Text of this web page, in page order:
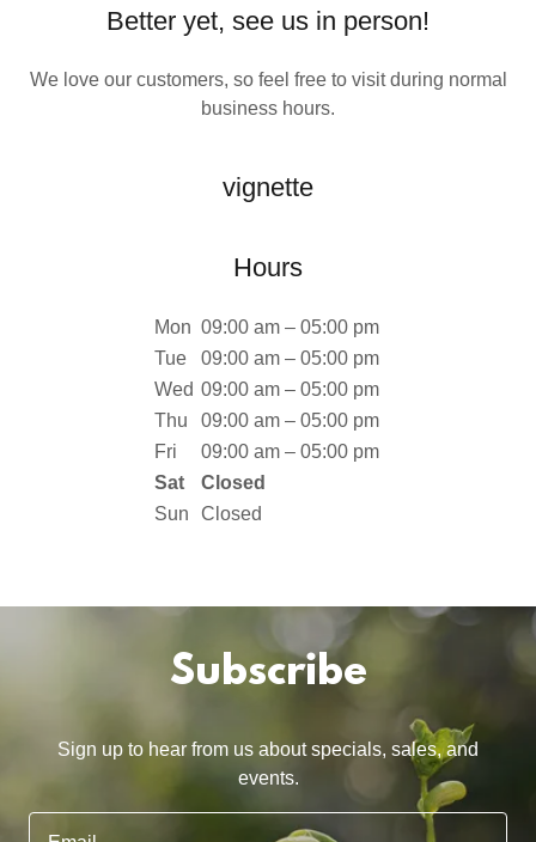
Better yet, see us in person!
We love our customers, so feel free to visit during normal
business hours.
vignette
Hours
Mon 09:00 am – 05:00 pm
Tue
09:00 am – 05:00 pm
Wed 09:00 am – 05:00 pm
Thu
09:00 am – 05:00 pm
Fri
09:00 am – 05:00 pm
Sat
Closed
Sun
Closed
Subscribe
Sign up to hear from us about specials, sales, and
events.